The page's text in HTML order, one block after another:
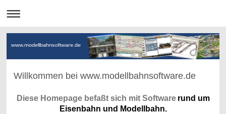
www.modellbahnsoftware.de
Willkommen bei www.modellbahnsoftware.de
Diese Homepage befaßt sich mit Software rund um
Eisenbahn und Modellbahn.